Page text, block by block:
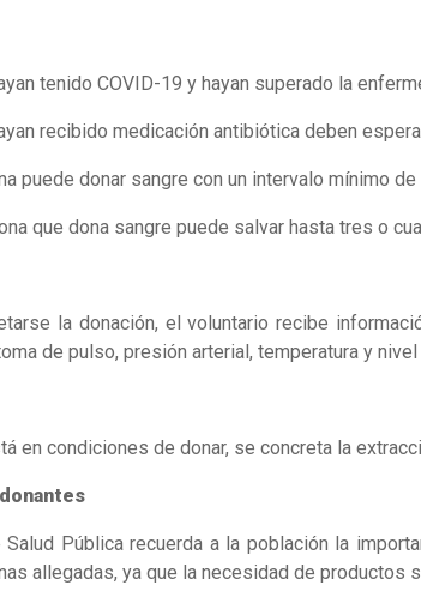
tenido COVID-19 y hayan superado la
recibido medicación antibiótica deben
donar sangre con un intervalo mínimo de
que dona sangre puede salvar hasta tres o
la donación, el voluntario recibe
de pulso, presión arterial, temperatura y nivel
en condiciones de donar, se concreta la
Pública recuerda a la población la
allegadas, ya que la necesidad de productos